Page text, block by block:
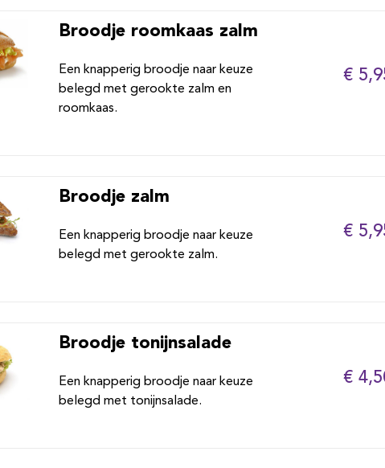
Broodje roomkaas zalm
Een knapperig broodje naar keuze
belegd met gerookte zalm en
roomkaas.
€
Broodje zalm
Een knapperig broodje naar keuze
belegd met gerookte zalm.
€
Broodje tonijnsalade
Een knapperig broodje naar keuze
belegd met tonijnsalade.
€